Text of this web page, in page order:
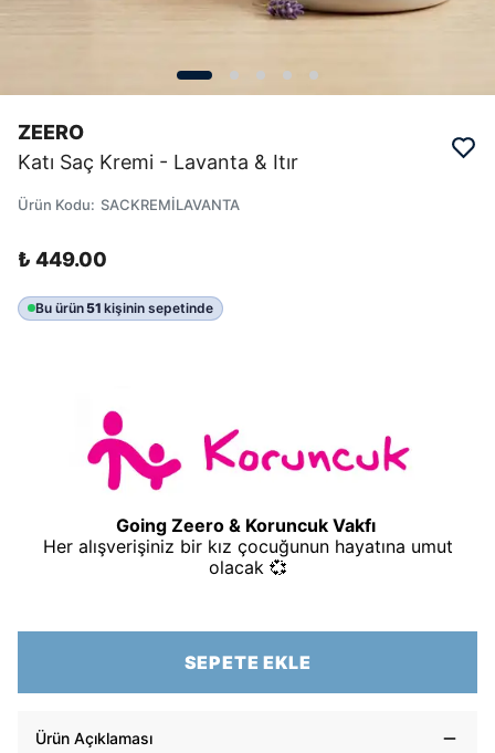
ZEERO
Katı Saç Kremi - Lavanta & Itır
Ürün Kodu: SACKREMİLAVANTA
₺ 449.00
Bu ürün51 kişinin sepetinde
Going Zeero & Koruncuk Vakfı
Her alışverişiniz bir kız çocuğunun hayatına umut
olacak 💞
SEPETE EKLE
Ürün Açıklaması